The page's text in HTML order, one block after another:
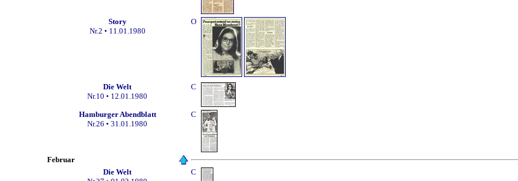
Story
Nr.2 • 11.01.1980
O
Die Welt
Nr.10 • 12.01.1980
C
Hamburger Abendblatt
Nr.26 • 31.01.1980
C
Februar
Die Welt
C